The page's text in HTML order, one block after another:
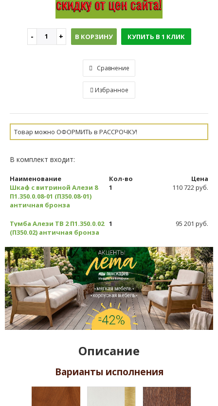
В КОРЗИНУ КУПИТЬ В 1 КЛИК
Сравнение
Избранное
Товар можно ОФОРМИТЬ в РАССРОЧКУ!
В комплект входит:
Наименование Кол-во
Цена
Шкаф с витриной Алези 8
П1.350.0.08-01 (П350.08-01)
античная бронза
1 110 722 руб.
Тумба Алези ТВ 2 П1.350.0.02
(П350.02) античная бронза
1 95 201 руб.
Описание
Варианты исполнения